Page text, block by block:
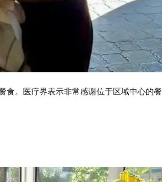
食。医疗界表示非常感谢位于区域中心的餐